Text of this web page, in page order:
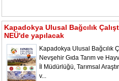
Kapadokya Ulusal Bağcılık
NEÜ'de yapılacak
Kapadokya Ulusal Bağcılık
Nevşehir Gıda Tarım ve
İl Müdürlüğü, Tarımsal
v...